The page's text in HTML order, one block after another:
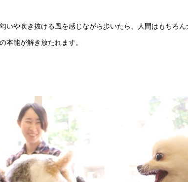
いや吹き抜ける風を感じながら歩いたら、人間はもちろ
本能が解き放たれます。